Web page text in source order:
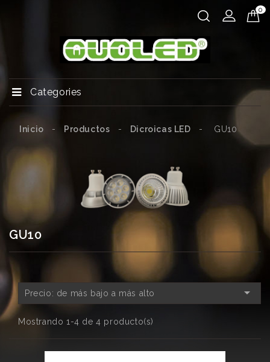
0
Categories
Inicio Productos Dicroicas LED GU10
GU10
Precio: de más bajo a más alto 
Mostrando 1-4 de 4 producto(s)